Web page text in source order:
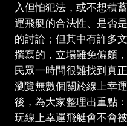
入但怕犯法，或不想積
運飛艇的合法性、是否
的討論；但其中有許多
撰寫的，立場難免偏頗
民眾一時間很難找到真
瀏覽無數個關於線上幸
後，為大家整理出重點
玩線上幸運飛艇會不會